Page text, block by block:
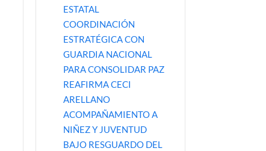
ESTATAL
COORDINACIÓN
ESTRATÉGICA CON
GUARDIA NACIONAL
PARA CONSOLIDAR PAZ
REAFIRMA CECI
ARELLANO
ACOMPAÑAMIENTO A
NIÑEZ Y JUVENTUD
BAJO RESGUARDO DEL